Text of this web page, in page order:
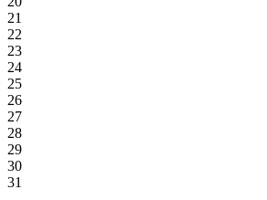
21
22
23
24
25
26
27
28
29
30
31